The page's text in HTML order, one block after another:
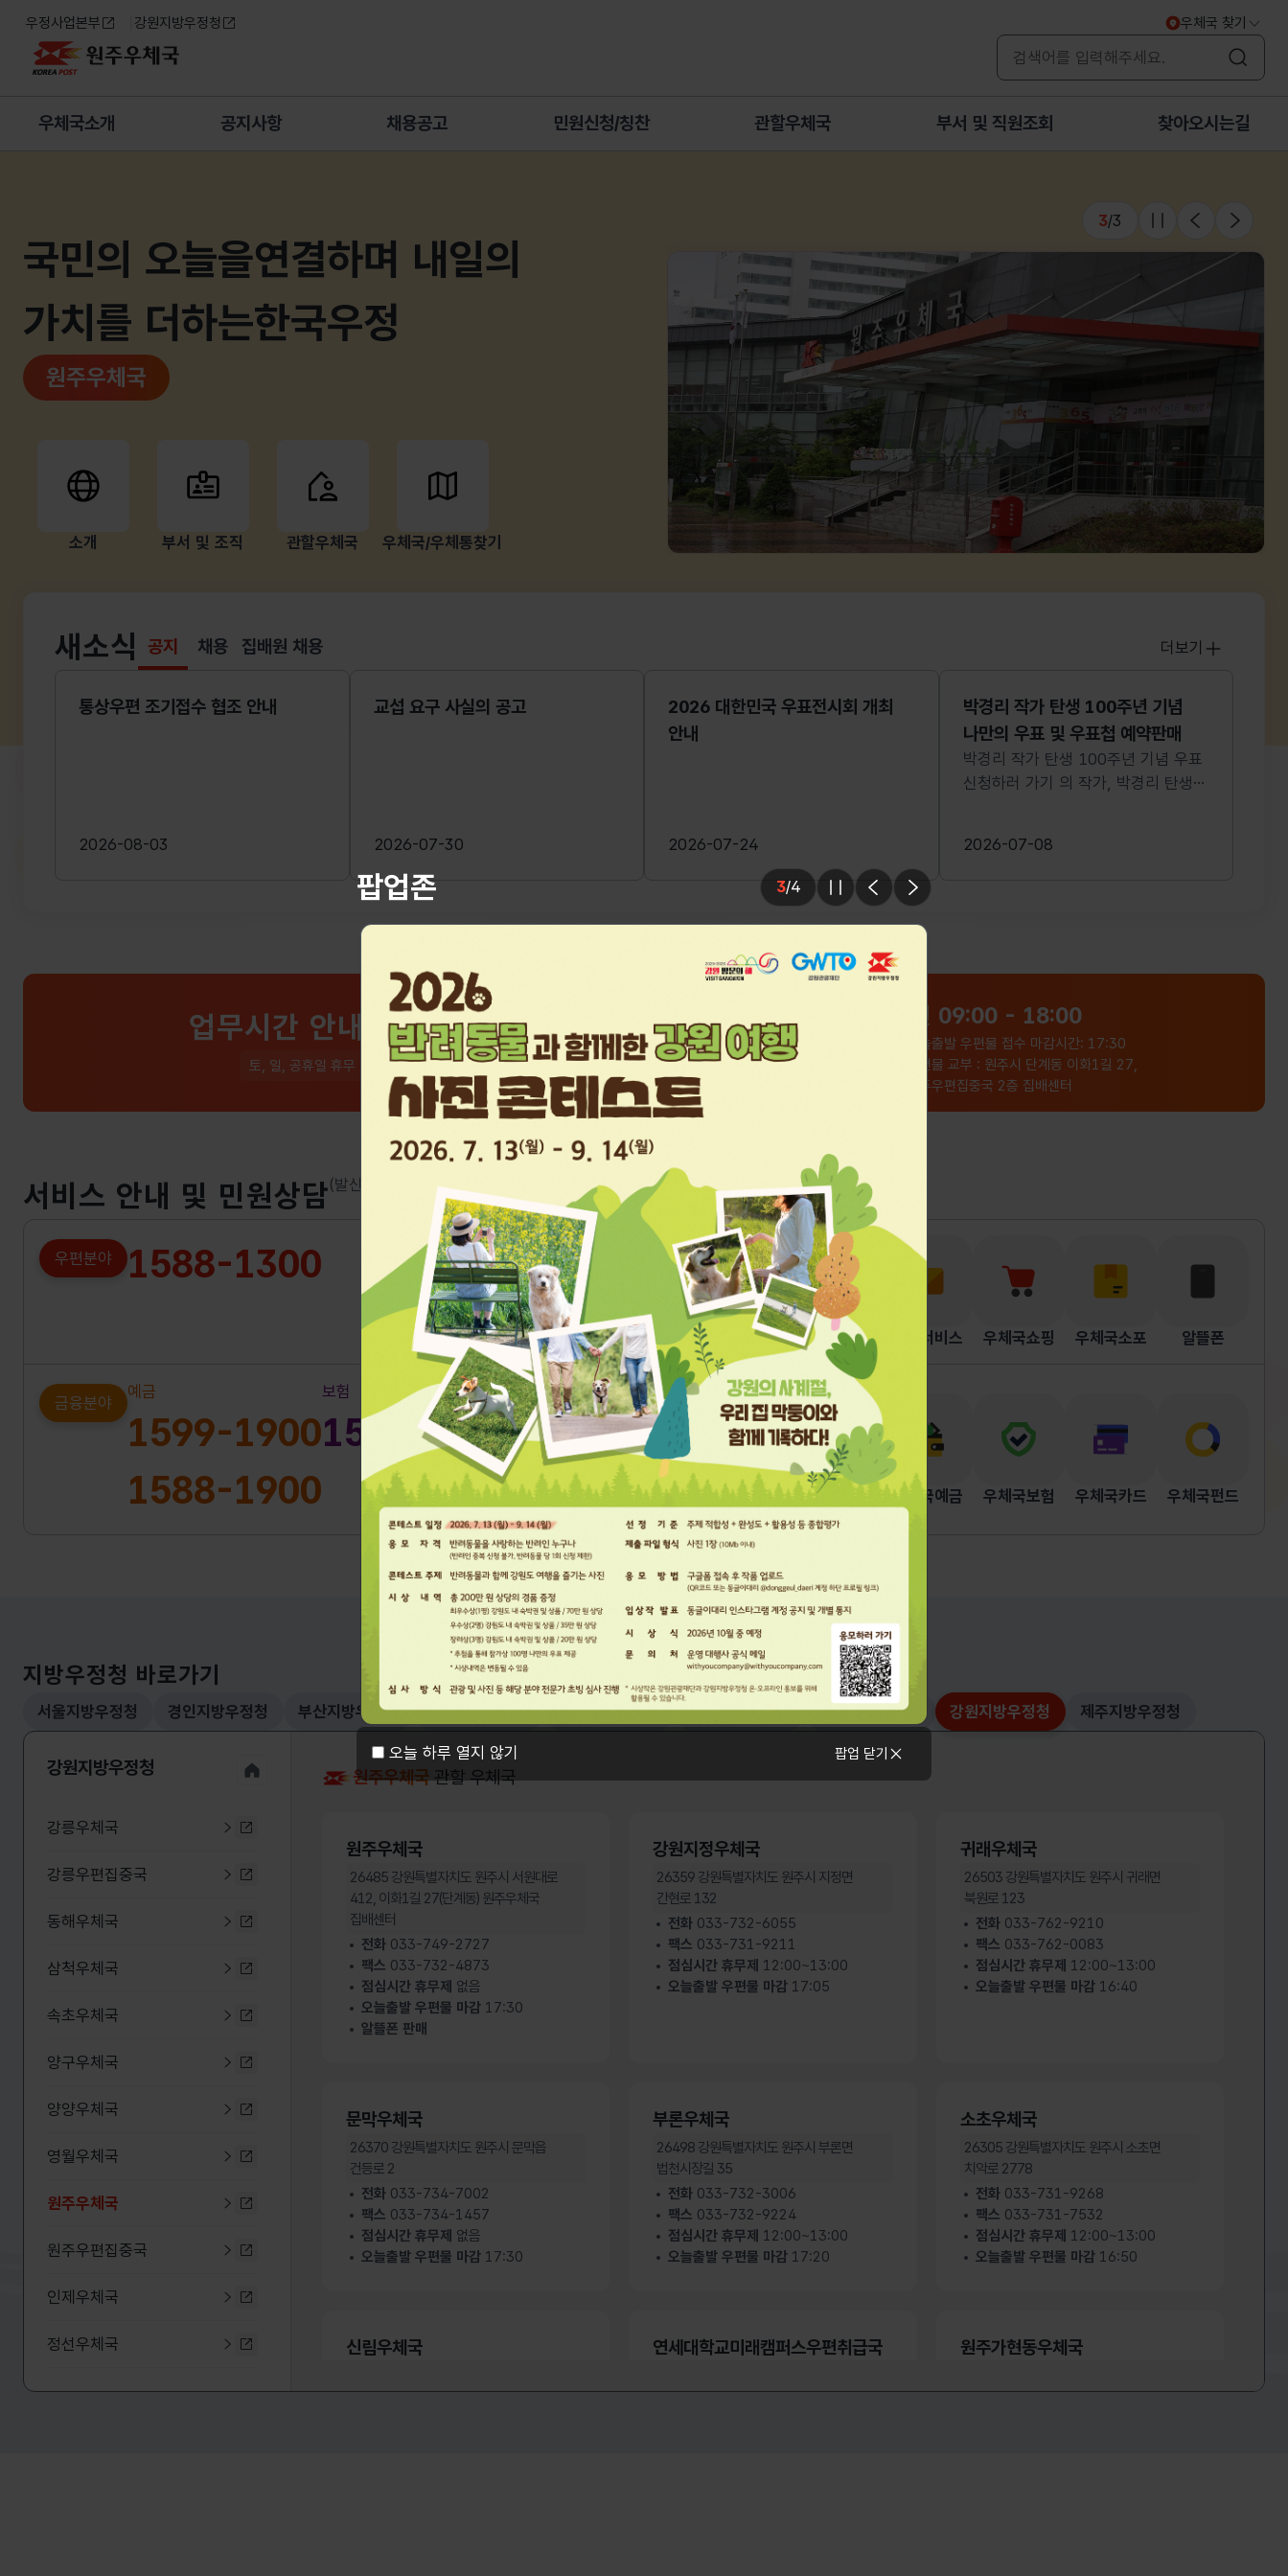
팝업존 3/4
슬라이드 멈춤
이전 다음
오늘 하루 열지 않기 팝업 닫기
우정사업본부 강원지방우정청 우체국 찾기
원주우체국
검색
우체국소개 공지사항 채용공고 민원신청/칭찬 관할우체국 부서 및 직원조회 찾아오시는길
국민의 오늘을연결하며 내일의
가치를 더하는한국우정
원주우체국
소개 부서 및 조직 관할우체국 우체국/우체통찾기
3/3
슬라이드 멈춤
이전 다음
새소식 공지
선택됨
채용 집배원 채용
통상우편 조기접수 협조 안내
2026-08-03
교섭 요구 사실의 공고
2026-07-30
2026 대한민국 우표전시회 개최
안내
2026-07-24
박경리 작가 탄생 100주년 기념
나만의 우표 및 우표첩 예약판매
박경리 작가 탄생 100주년 기념 우표
신청하러 가기 의 작가, 박경리 탄생
생명을 사랑한 인간 박경리의 모습을
설명이 담긴 안내카드 포함(전지당
2단 접이식) 나만의 우표 전지 1매와
안내카드 1매를 함께 보관할 수 있는
전용커버(3,500원/우표 미포함)
우표첩 우표 2종 포함 30,600원
3. 방문/전화 접수 (원주우체국 : 033-
749-2741~2) 입금방법 / 예약 신청
01-011415(에금주 : 원주우체국장)
예약 시 기재한 수령지 주소로 순차적
등기 발송 / 방문수령 : 원주우체국
30,600원 / 우표 전지 11,800원 /
2026-07-08
공지
더보기
업무시간 안내
토, 일, 공휴일 휴무
금융 09:00 - 16:30 우편 09:00 - 18:00
오늘출발 우편물 접수 마감시간: 17:30
우편물 교부 : 원주시 단계동 이화1길 27,
원주우편집중국 2층 집배센터
서비스 안내 및 민원상담(발신자부담)
우편분야 1588-1300
우편서비스 우체국쇼핑 우체국소포 알뜰폰
금융분야
예금
1599-1900
1588-1900
보험
1599-0100
우체국예금 우체국보험 우체국카드 우체국펀드
지방우정청 바로가기
서울지방우정청 경인지방우정청 부산지방우정청 충청지방우정청 전남지방우정청 경북지방우정청 전북지방우정청 강원지방우정청
선택됨
제주지방우정청
강원지방우정청
강원지방우정청 누리집
강릉우체국
강릉우체국 누리집 바로가기
강릉우편집중국
강릉우편집중국 누리집 바로가기
동해우체국
동해우체국 누리집 바로가기
삼척우체국
삼척우체국 누리집 바로가기
속초우체국
속초우체국 누리집 바로가기
양구우체국
양구우체국 누리집 바로가기
양양우체국
양양우체국 누리집 바로가기
영월우체국
영월우체국 누리집 바로가기
원주우체국
선택됨
원주우체국 누리집 바로가기
원주우편집중국
원주우편집중국 누리집 바로가기
인제우체국
인제우체국 누리집 바로가기
정선우체국
정선우체국 누리집 바로가기
철원우체국
원주우체국관할 우체국
원주우체국
26485 강원특별자치도 원주시 서원대로
412, 이화1길 27(단계동) 원주우체국
집배센터
전화 033-749-2727
팩스 033-732-4873
점심시간 휴무제 없음
오늘출발 우편물 마감 17:30
알뜰폰 판매
강원지정우체국
26359 강원특별자치도 원주시 지정면
간현로 132
전화 033-732-6055
팩스 033-731-9211
점심시간 휴무제 12:00~13:00
오늘출발 우편물 마감 17:05
귀래우체국
26503 강원특별자치도 원주시 귀래면
북원로 123
전화033-762-9210
팩스 033-762-0083
점심시간 휴무제 12:00~13:00
오늘출발 우편물 마감16:40
문막우체국
26370 강원특별자치도 원주시 문막읍
건등로 2
전화 033-734-7002
팩스 033-734-1457
점심시간 휴무제 없음
오늘출발 우편물 마감 17:30
부론우체국
26498 강원특별자치도 원주시 부론면
법천시장길 35
전화 033-732-3006
팩스 033-732-9224
점심시간 휴무제 12:00~13:00
오늘출발 우편물 마감 17:20
소초우체국
26305 강원특별자치도 원주시 소초면
치악로 2778
전화033-731-9268
팩스 033-731-7532
점심시간 휴무제 12:00~13:00
오늘출발 우편물 마감16:50
신림우체국
치악로 29
연세대학교미래캠퍼스우편취급국 원주가현동우체국